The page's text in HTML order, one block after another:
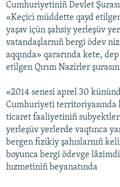
Cumhuriyetiniñ Devlet
«Keçici müddette qayd
yaşav içün şahsiy yerleşüv
vatandaşlarnıñ bergi ödev
aqqında» qararında kete,
etilgen Qırım Nazirler
«2014 senesi aprel 30
Cumhuriyeti territoriyasında
ticaret faaliyetiniñ
yerleşüv yerlerde vaqtınca
bergen fizikiy şahıslarnıñ
boyunca bergi ödevge
hızmetiniñ beyanatında